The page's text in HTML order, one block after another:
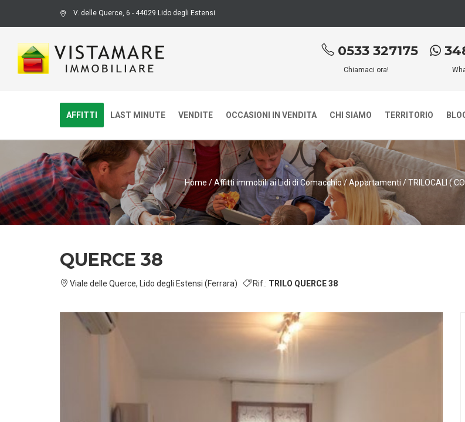
V. delle Querce, 6 - 44029 Lido degli Estensi
0533 327175
Chiamaci ora!
AFFITTI LAST MINUTE VENDITE OCCASIONI IN VENDITA CHI SIAMO TERRITORIO
Home /Affitti immobili ai Lidi di Comacchio /Appartamenti /TRILOCALI (
QUERCE 38
Viale delle Querce, Lido degli Estensi (Ferrara) Rif.: TRILO QUERCE 38